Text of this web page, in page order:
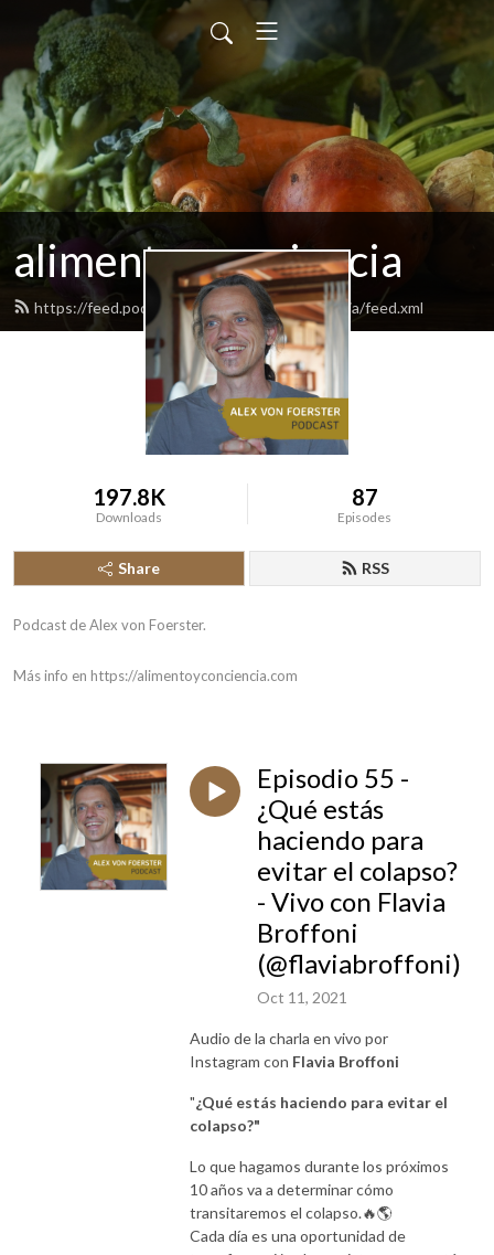
alimentoyconciencia
https://feed.podbean.com/alimentoyconciencia/feed.xml
197.8K
Downloads
87
Episodes
Share RSS
Podcast de Alex von Foerster.
Más info en https://alimentoyconciencia.com
Episodio 55 -
¿Qué estás
haciendo para
evitar el colapso?
- Vivo con Flavia
Broffoni
(@flaviabroffoni)
Oct 11, 2021
Audio de la charla en vivo por
Instagram con Flavia Broffoni
"¿Qué estás haciendo para evitar el
colapso?"
Lo que hagamos durante los próximos
10 años va a determinar cómo
transitaremos el colapso.🔥🌎
Cada día es una oportunidad de